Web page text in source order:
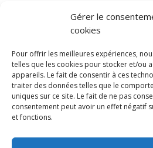
Gérer le
cookies
Pour offrir les meilleures expériences,
telles que les cookies pour stocker et/ou
appareils. Le fait de consentir à ces
traiter des données telles que le
uniques sur ce site. Le fait de ne pas
consentement peut avoir un effet négatif
et fonctions.